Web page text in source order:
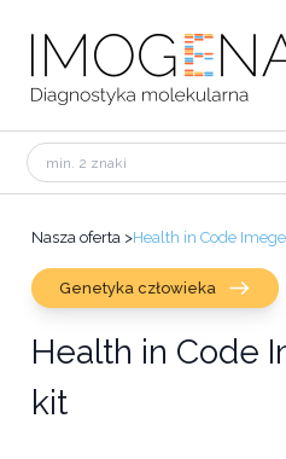
Nasza oferta >Health in Code
Genetyka człowieka
Health in Code
kit